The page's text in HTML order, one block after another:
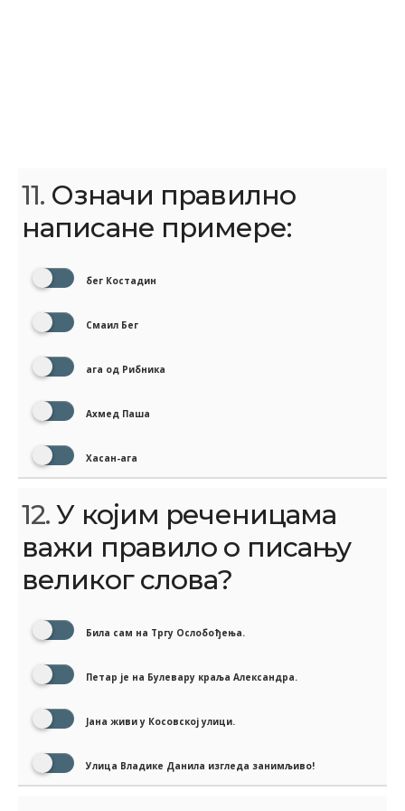
11. Означи правилно
написане примере:
бег Костадин
Смаил Бег
ага од Рибника
Ахмед Паша
Хасан-ага
12.У којим реченицама
важи правило о писању
великог слова?
Била сам на Тргу Ослобођења.
Петар је на Булевару краља Александра.
Јана живи у Косовској улици.
Улица Владике Данила изгледа занимљиво!